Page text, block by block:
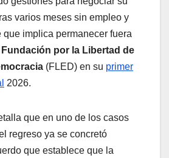
varios meses sin empleo y
que implica permanecer fuera
Fundación por la Libertad de
(FLED) en su primer
2026.
que en uno de los casos
regreso ya se concretó
que establece que la